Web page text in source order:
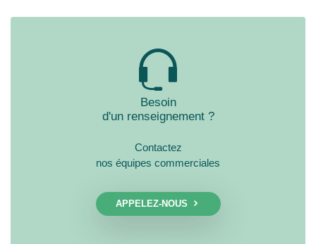
Besoin
d'un renseignement ?
Contactez
nos équipes commerciales
APPELEZ-NOUS